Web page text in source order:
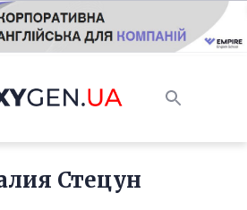
Стецун